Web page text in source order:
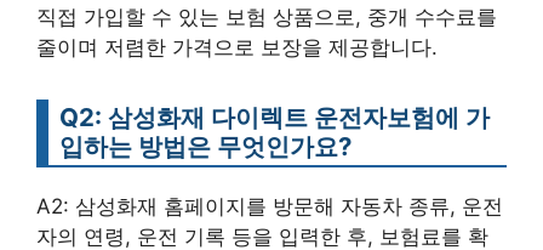
직접 가입할 수 있는 보험 상품으로, 중개 수수료를
줄이며 저렴한 가격으로 보장을 제공합니다.
Q2: 삼성화재 다이렉트 운전자보험에 가
입하는 방법은 무엇인가요?
A2: 삼성화재 홈페이지를 방문해 자동차 종류, 운전
자의 연령, 운전 기록 등을 입력한 후, 보험료를 확